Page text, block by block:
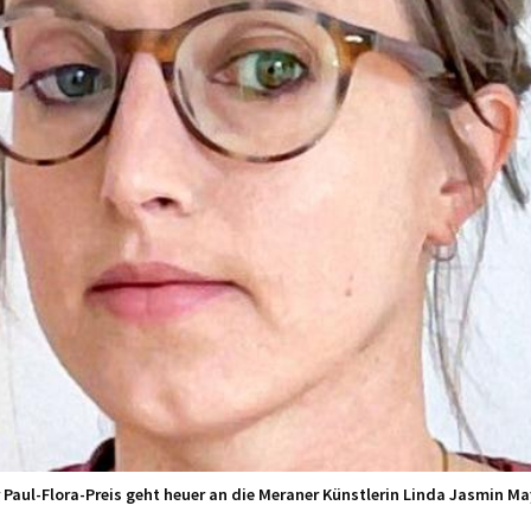
Paul-Flora-Preis geht heuer an die Meraner Künstlerin Linda Jasmin